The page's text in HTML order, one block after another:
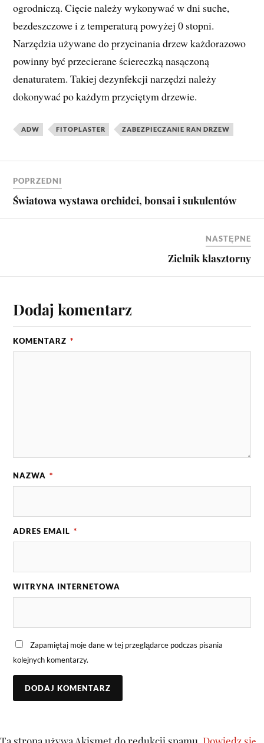
ogrodniczą. Cięcie należy wykonywać w dni suche,
bezdeszczowe i z temperaturą powyżej 0 stopni.
Narzędzia używane do przycinania drzew każdorazowo
powinny być przecierane ściereczką nasączoną
denaturatem. Takiej dezynfekcji narzędzi należy
dokonywać po każdym przyciętym drzewie.
ADW FITOPLASTER ZABEZPIECZANIE RAN DRZEW
POPRZEDNI
Światowa wystawa orchidei, bonsai i sukulentów
NASTĘPNE
Zielnik klasztorny
Dodaj komentarz
KOMENTARZ *
NAZWA *
ADRES EMAIL *
WITRYNA INTERNETOWA
Zapamiętaj moje dane w tej przeglądarce podczas pisania
kolejnych komentarzy.